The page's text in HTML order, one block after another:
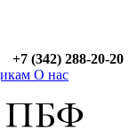
+7 (342) 288-20-20
О нас